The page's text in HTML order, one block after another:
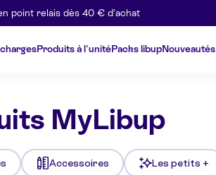
point relais dès 40 € d’achat
Produits à l'unitéPacks libupNouveautés
MyLibup
Accessoires Les petits +